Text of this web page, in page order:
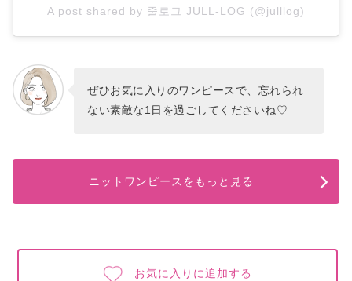
A post shared by 줄로그 JULL-LOG (@julllog)
ぜひお気に入りのワンピースで、忘れられ
ない素敵な1日を過ごしてくださいね♡
ニットワンピースをもっと見る
お気に入りに追加する